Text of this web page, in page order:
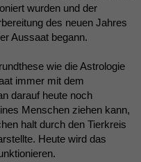
wurden und der
des neuen Jahres
Aussaat begann.
wie die Astrologie
immer mit dem
darauf heute noch
Menschen ziehen kann,
halt durch den Tierkreis
Heute wird das